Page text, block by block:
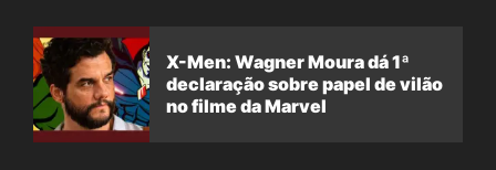
X-Men: Wagner Moura dá 1ª
declaração sobre papel de vilão
no filme da Marvel